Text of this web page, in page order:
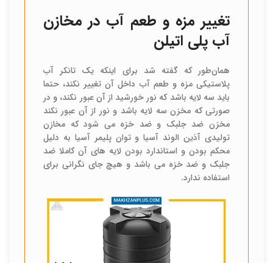
تغییر مزه و طعم آب در مخازن
آب پلی اتیلن
همان‌طور که گفته شد برای اینکه یک تانکر آب
پلاستیکی مزه و طعم آب داخل آن تغییر نکند، حتما
باید سه لایه باشد که نور خورشید از آن عبور نکند، و در
صورتی که مخزن سه لایه باشد و نور از آن عبور نکند
مخزن ضد جلبک و ضد خزه می شود که مخازن
تولیدی آذین الوند آسیا و توان پلیمر آسیا به دلیل
محکم بودن و استاندارد بودن لایه های آن کاملا ضد
جلبک و ضد خزه می باشد و هیچ جای نگرانی برای
استفاده ندارد.